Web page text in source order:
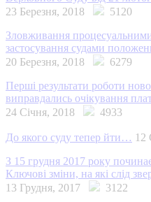
23 Березня, 2018
5120
Зловживання
застосування судами
20 Березня, 2018
6279
Перші результати роботи
виправдались очікування
24 Січня, 2018
4933
До якого суду тепер йти… 12
З 15 грудня 2017 року
Ключові зміни, на які слід
13 Грудня, 2017
3122